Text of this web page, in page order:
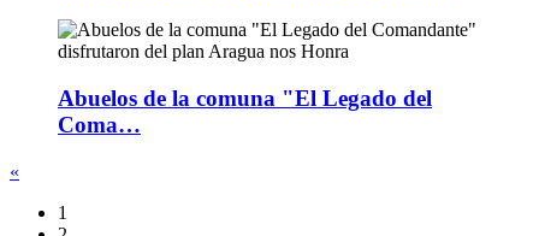
Abuelos de la comuna "El Legado del
Coma…
«
1